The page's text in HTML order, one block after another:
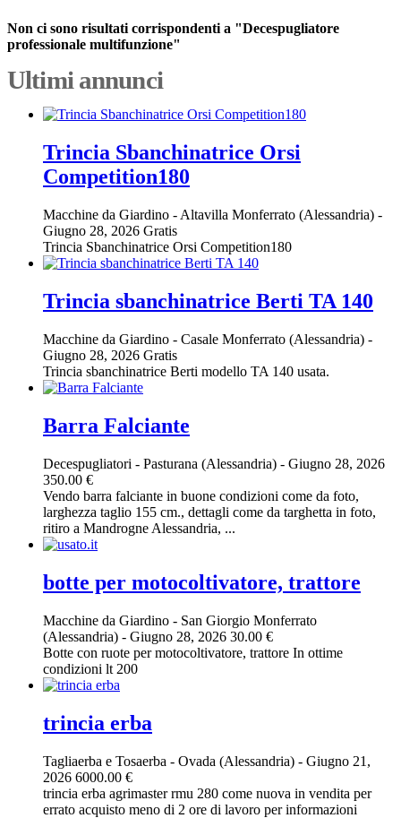
Non ci sono risultati corrispondenti a "Decespugliatore
professionale multifunzione"
Ultimi annunci
Trincia Sbanchinatrice Orsi
Competition180
Macchine da Giardino - Altavilla Monferrato (Alessandria) -
Giugno 28, 2026 Gratis
Trincia Sbanchinatrice Orsi Competition180
Trincia sbanchinatrice Berti TA 140
Macchine da Giardino - Casale Monferrato (Alessandria) -
Giugno 28, 2026 Gratis
Trincia sbanchinatrice Berti modello TA 140 usata.
Barra Falciante
Decespugliatori - Pasturana (Alessandria) - Giugno 28, 2026
350.00 €
Vendo barra falciante in buone condizioni come da foto,
larghezza taglio 155 cm., dettagli come da targhetta in foto,
ritiro a Mandrogne Alessandria, ...
botte per motocoltivatore, trattore
Macchine da Giardino - San Giorgio Monferrato
(Alessandria) - Giugno 28, 2026 30.00 €
Botte con ruote per motocoltivatore, trattore In ottime
condizioni lt 200
trincia erba
Tagliaerba e Tosaerba - Ovada (Alessandria) - Giugno 21,
2026 6000.00 €
trincia erba agrimaster rmu 280 come nuova in vendita per
errato acquisto meno di 2 ore di lavoro per informazioni